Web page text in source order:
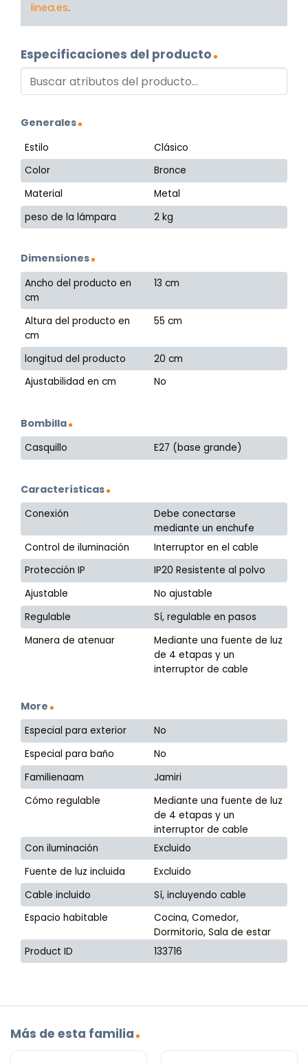
linea.es.
Especificaciones del producto
Generales
Estilo
Clásico
Color
Bronce
Material
Metal
peso de la lámpara
2 kg
Dimensiones
Ancho del producto en
cm
13 cm
Altura del producto en
cm
55 cm
longitud del producto
20 cm
Ajustabilidad en cm
No
Bombilla
Casquillo E27 (base grande)
Características
Conexión
Debe conectarse
mediante un enchufe
Control de iluminación
Interruptor en el cable
Protección IP
IP20 Resistente al polvo
Ajustable
No ajustable
Regulable
Sí, regulable en pasos
Manera de atenuar
Mediante una fuente de luz
de 4 etapas y un
interruptor de cable
More
Especial para exterior
No
Especial para baño
No
Familienaam
Jamiri
Cómo regulable
Mediante una fuente de luz
de 4 etapas y un
interruptor de cable
Con iluminación
Excluido
Fuente de luz incluida
Excluido
Cable incluido
Sí, incluyendo cable
Espacio habitable
Cocina, Comedor,
Dormitorio, Sala de estar
Product ID
133716
Más de esta familia